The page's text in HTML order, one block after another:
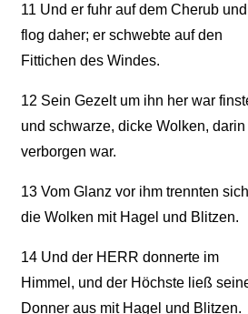
11 Und er fuhr auf dem Cherub und
flog daher; er schwebte auf den
Fittichen des Windes.
12 Sein Gezelt um ihn her war
und schwarze, dicke Wolken, darin
verborgen war.
13Vom Glanz vor ihm trennten sich
die Wolken mit Hagel und Blitzen.
14Und der HERR donnerte im
Himmel, und der Höchste ließ
Donner aus mit Hagel und Blitzen.